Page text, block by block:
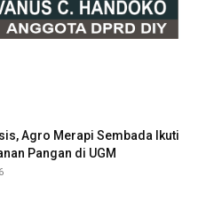
Agro Merapi Sembada Ikuti
Pangan di UGM